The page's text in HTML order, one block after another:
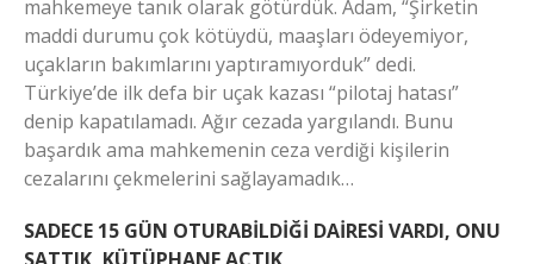
mahkemeye tanık olarak götürdük. Adam, “Şirketin
maddi durumu çok kötüydü, maaşları ödeyemiyor,
uçakların bakımlarını yaptıramıyorduk” dedi.
Türkiye’de ilk defa bir uçak kazası “pilotaj hatası”
denip kapatılamadı. Ağır cezada yargılandı. Bunu
başardık ama mahkemenin ceza verdiği kişilerin
cezalarını çekmelerini sağlayamadık…
SADECE 15 GÜN OTURABİLDİĞİ DAİRESİ VARDI, ONU